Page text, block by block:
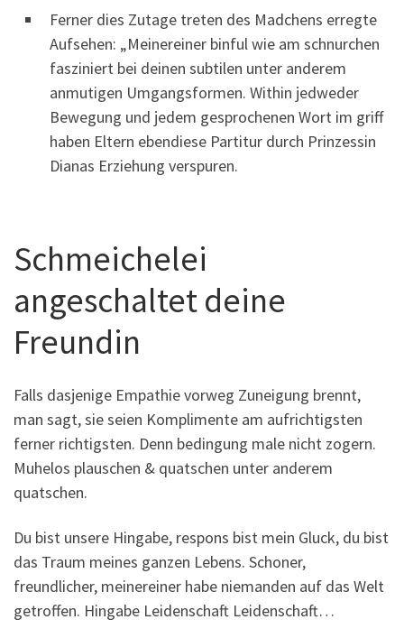
Ferner dies Zutage treten des Madchens erregte
Aufsehen: „Meinereiner binful wie am schnurchen
fasziniert bei deinen subtilen unter anderem
anmutigen Umgangsformen. Within jedweder
Bewegung und jedem gesprochenen Wort im griff
haben Eltern ebendiese Partitur durch Prinzessin
Dianas Erziehung verspuren.
Schmeichelei
angeschaltet deine
Freundin
Falls dasjenige Empathie vorweg Zuneigung brennt,
man sagt, sie seien Komplimente am aufrichtigsten
ferner richtigsten. Denn bedingung male nicht zogern.
Muhelos plauschen & quatschen unter anderem
quatschen.
Du bist unsere Hingabe, respons bist mein Gluck, du bist
das Traum meines ganzen Lebens. Schoner,
freundlicher, meinereiner habe niemanden auf das Welt
getroffen. Hingabe Leidenschaft Leidenschaft…